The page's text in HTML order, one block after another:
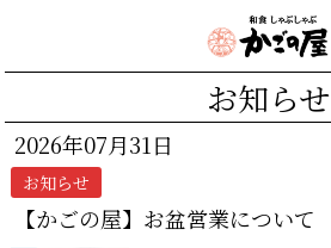
お知らせ
2026年07月31日
お知らせ
【かごの屋】お盆営業について